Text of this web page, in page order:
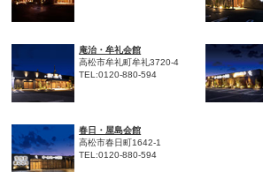
庵治・牟礼会館
高松市牟礼町牟礼3720-4
TEL:0120-880-594
春日・屋島会館
高松市春日町1642-1
TEL:0120-880-594